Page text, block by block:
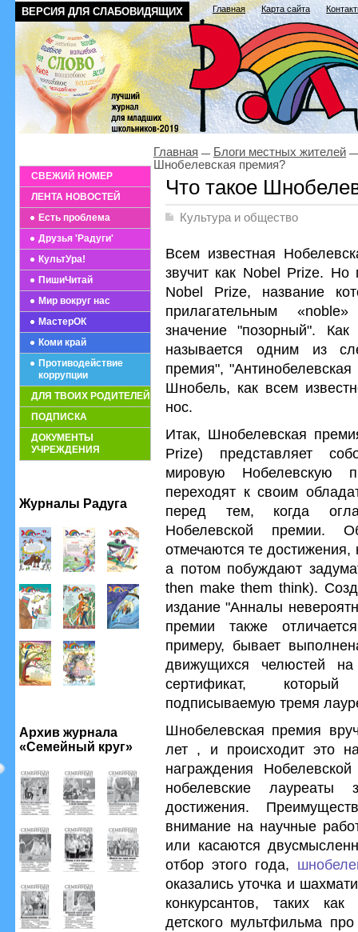
ВЕРСИЯ ДЛЯ СЛАБОВИДЯЩИХ Главная Карта сайта
СВЕЖИЙ НОМЕР
ЛЕНТА НОВОСТЕЙ
Есть проблема
Друзья 'Радуги'
КультУра!
ПишиЧитай
Мир вокруг нас
МастерОК
Коми край
Противодействие
коррупции
ДЛЯ ТВОИХ РОДИТЕЛЕЙ
ПОДПИСКА
ДОКУМЕНТЫ
УЧРЕЖДЕНИЯ
Журналы Радуга
Архив журнала
«Семейный круг»
Главная
Блоги местных жителей
Шнобелевская премия?
Что такое
Культура и общество
Всем известная
звучит как Nobel Prize.
Nobel Prize, название
прилагательным
значение "позорный".
называется одним из
премия",
Шнобель, как всем
нос.
Итак, Шнобелевская
Prize) представляет
мировую Нобелевскую
переходят к своим
перед тем, когда
Нобелевской премии.
отмечаются те
а потом побуждают
then make them think).
издание "Анналы
премии также
примеру, бывает
движущихся челюстей
сертификат,
подписываемую тремя
Шнобелевская премия
лет , и происходит это
награждения
нобелевские
достижения.
внимание на научные
или касаются
отбор этого года,
оказались уточка и
конкурсантов, таких как
детского мультфильма